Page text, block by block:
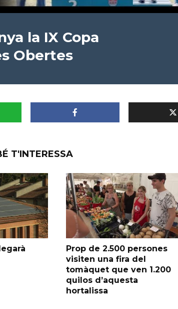
la IX Copa
Obertes
T'INTERESSA
Prop de 2.500 persones
visiten una fira del
tomàquet que ven 1.200
quilos d’aquesta
hortalissa